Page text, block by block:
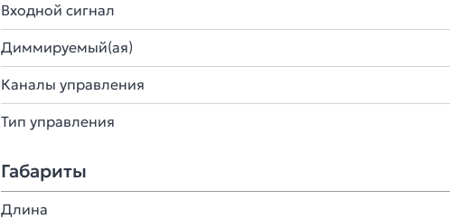
Входной сигнал
Диммируемый(ая)
Каналы управления
Тип управления
Габариты
Длина